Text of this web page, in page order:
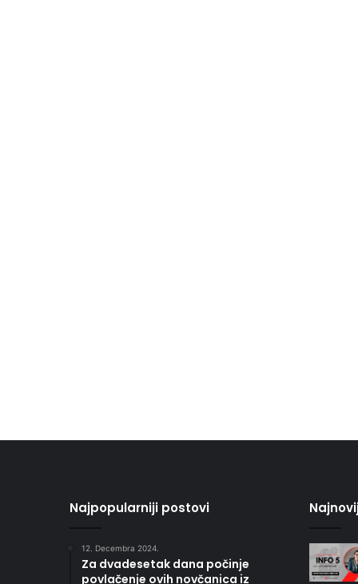
Najpopularniji postovi
12. Decembra 2024.
Za dvadesetak dana počinje
povlačenje ovih novčanica iz